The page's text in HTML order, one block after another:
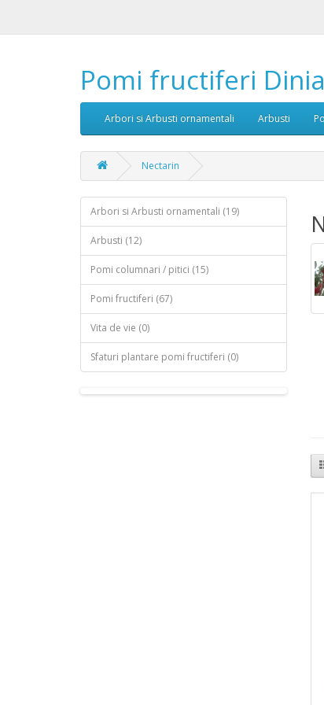
Pomi fructiferi
Arbori si Arbusti ornamentali Arbusti
Nectarin
Arbori si Arbusti ornamentali (19)
Arbusti (12)
Pomi columnari / pitici (15)
Pomi fructiferi (67)
Vita de vie (0)
Sfaturi plantare pomi fructiferi (0)